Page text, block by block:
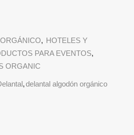
, HOTELES Y
PARA EVENTOS,
ORGANIC
,delantal algodón orgánico